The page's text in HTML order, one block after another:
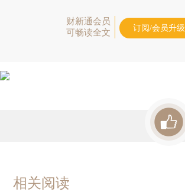
财新通会员
可畅读全文
订阅/会员升级
相关阅读